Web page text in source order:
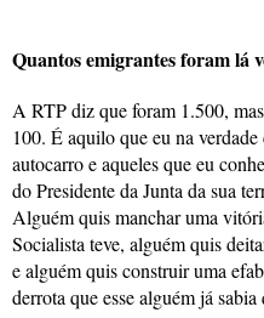
Quantos emigrantes foram lá
A RTP diz que foram 1.500,
100. É aquilo que eu na
autocarro e aqueles que eu
do Presidente da Junta da sua
Alguém quis manchar uma
Socialista teve, alguém quis
e alguém quis construir uma
derrota que esse alguém já